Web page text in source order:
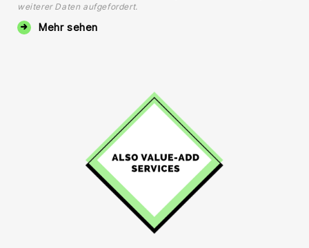
weiterer Daten aufgefordert.
Mehr sehen